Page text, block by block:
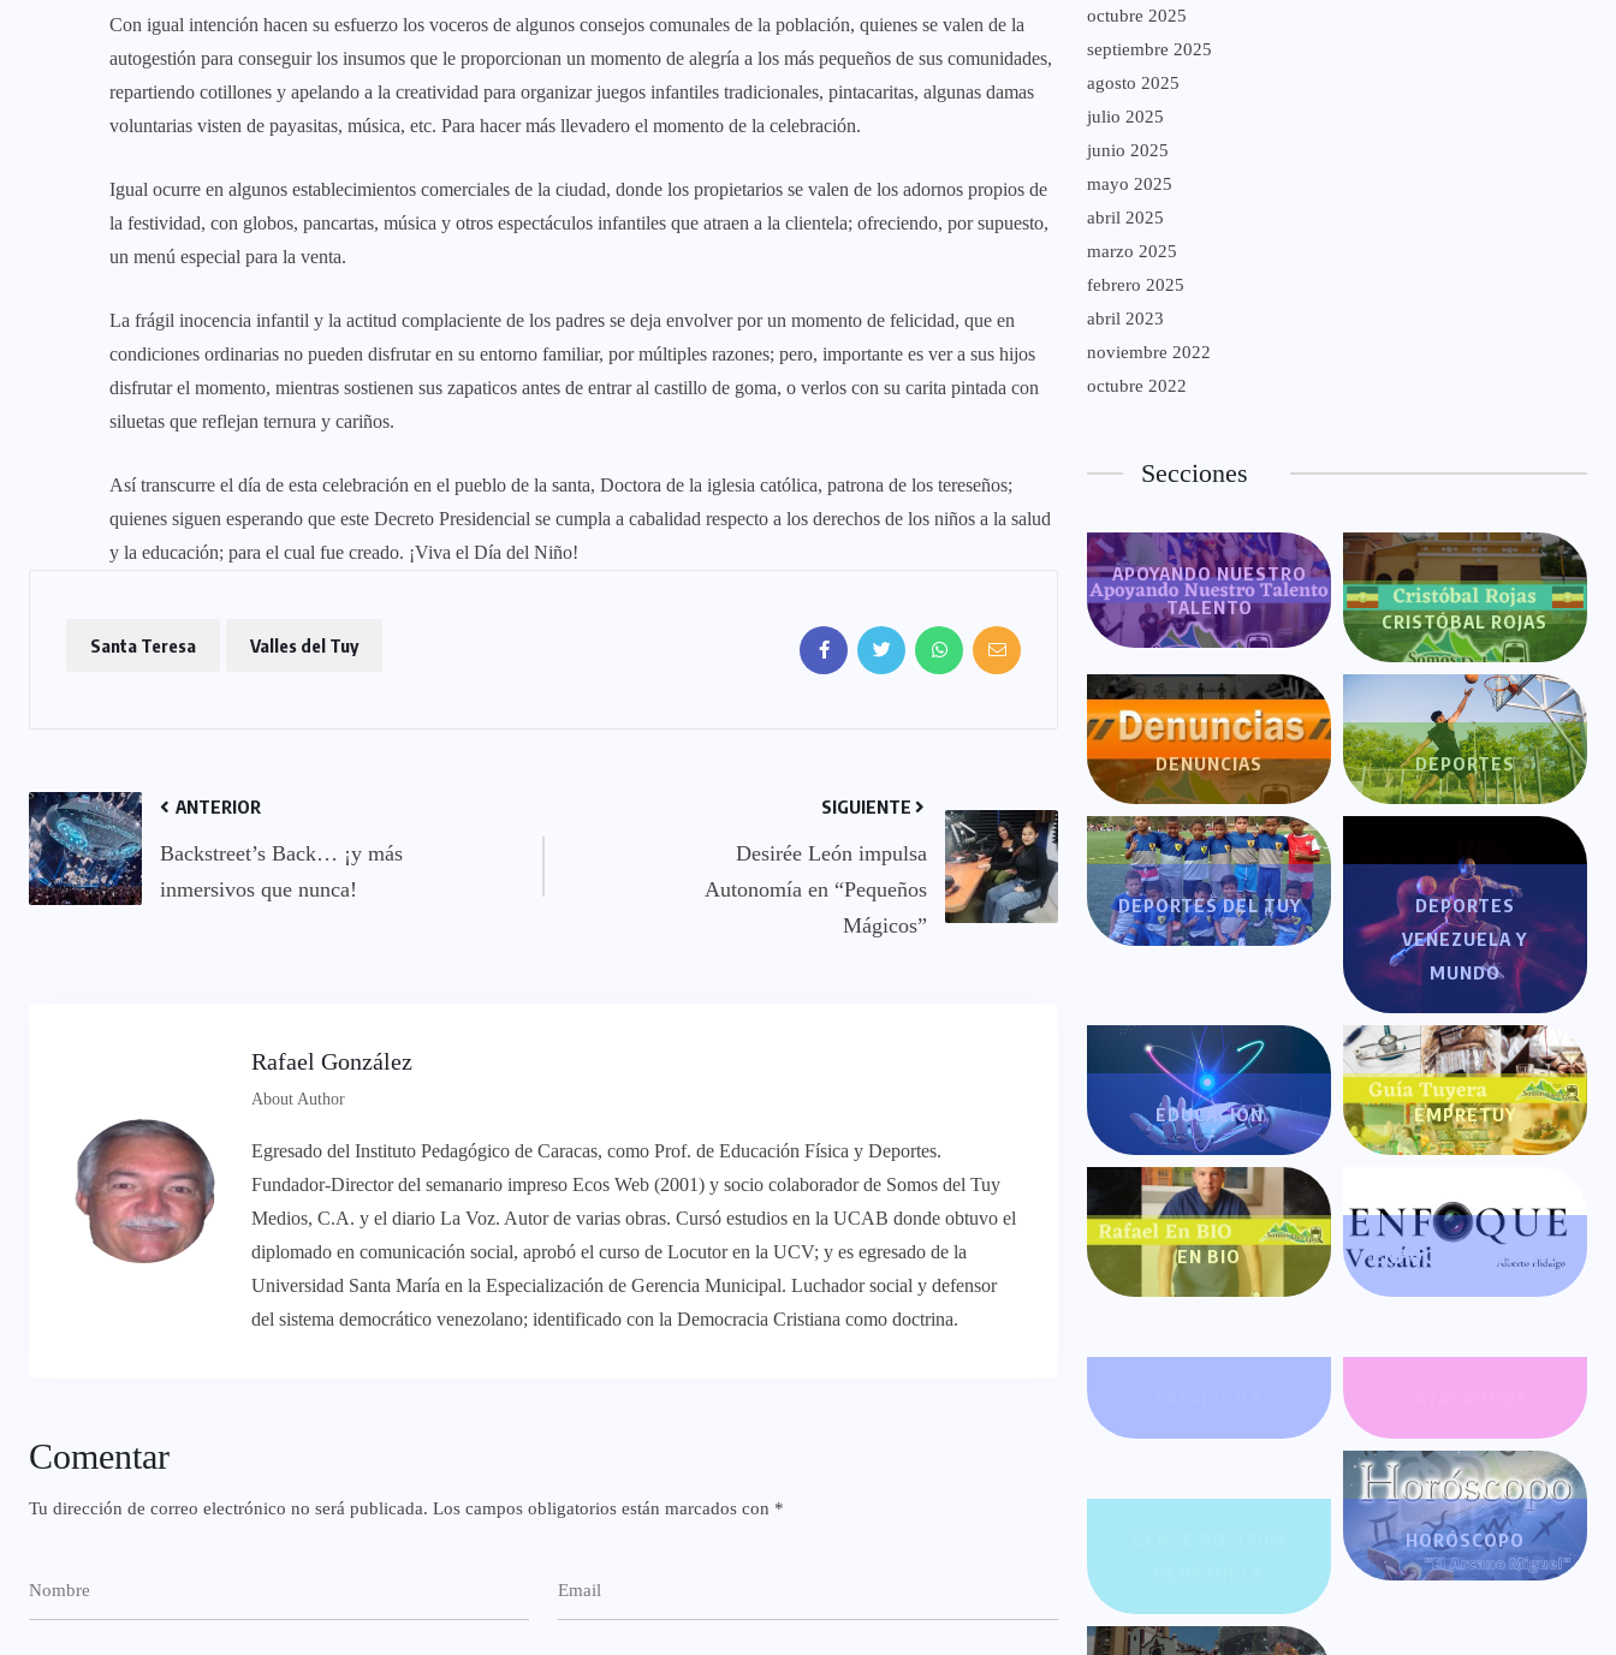
Con igual intención hacen su esfuerzo los voceros de algunos consejos comunales de la población, quienes se valen de la
autogestión para conseguir los insumos que le proporcionan un momento de alegría a los más pequeños de sus comunidades,
repartiendo cotillones y apelando a la creatividad para organizar juegos infantiles tradicionales, pintacaritas, algunas damas
voluntarias visten de payasitas, música, etc. Para hacer más llevadero el momento de la celebración.
Igual ocurre en algunos establecimientos comerciales de la ciudad, donde los propietarios se valen de los adornos propios de
la festividad, con globos, pancartas, música y otros espectáculos infantiles que atraen a la clientela; ofreciendo, por supuesto,
un menú especial para la venta.
La frágil inocencia infantil y la actitud complaciente de los padres se deja envolver por un momento de felicidad, que en
condiciones ordinarias no pueden disfrutar en su entorno familiar, por múltiples razones; pero, importante es ver a sus hijos
disfrutar el momento, mientras sostienen sus zapaticos antes de entrar al castillo de goma, o verlos con su carita pintada con
siluetas que reflejan ternura y cariños.
Así transcurre el día de esta celebración en el pueblo de la santa, Doctora de la iglesia católica, patrona de los tereseños;
quienes siguen esperando que este Decreto Presidencial se cumpla a cabalidad respecto a los derechos de los niños a la salud
y la educación; para el cual fue creado. ¡Viva el Día del Niño!
Santa Teresa Valles del Tuy
ANTERIOR
Backstreet’s Back… ¡y más
inmersivos que nunca!
SIGUIENTE
Desirée León impulsa
Autonomía en “Pequeños
Mágicos”
Rafael González
About Author
Egresado del Instituto Pedagógico de Caracas, como Prof. de Educación Física y Deportes.
Fundador-Director del semanario impreso Ecos Web (2001) y socio colaborador de Somos del Tuy
Medios, C.A. y el diario La Voz. Autor de varias obras. Cursó estudios en la UCAB donde obtuvo el
diplomado en comunicación social, aprobó el curso de Locutor en la UCV; y es egresado de la
Universidad Santa María en la Especialización de Gerencia Municipal. Luchador social y defensor
del sistema democrático venezolano; identificado con la Democracia Cristiana como doctrina.
Comentar
Tu dirección de correo electrónico no será publicada. Los campos obligatorios están marcados con *
octubre 2025
septiembre 2025
agosto 2025
julio 2025
junio 2025
mayo 2025
abril 2025
marzo 2025
febrero 2025
abril 2023
noviembre 2022
octubre 2022
Secciones
APOYANDO NUESTRO
TALENTO
CRISTÓBAL ROJAS
DENUNCIAS DEPORTES
DEPORTES DEL TUY
DEPORTES
VENEZUELA Y
MUNDO
EDUCACIÓN EMPRETUY
EN BIO ENFOQUE VERSÁTIL
HORÓSCOPO